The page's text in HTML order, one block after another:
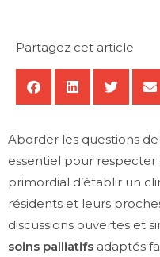
Partagez cet article
Aborder les questions
essentiel pour respecter
primordial d’établir un
résidents et leurs
discussions ouvertes et
soins palliatifs adaptés